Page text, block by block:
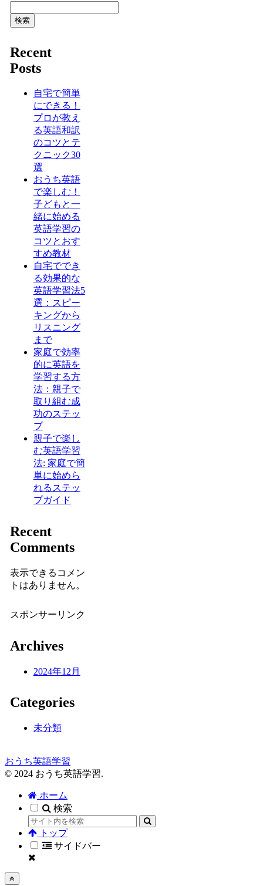
検索
Recent
Posts
自宅で簡単
にできる！
プロが教え
る英語和訳
のコツとテ
クニック30
選
おうち英語
で楽しむ！
子どもと一
緒に始める
英語学習の
コツとおす
すめ教材
自宅ででき
る効果的な
英語学習法5
選：スピー
キングから
リスニング
まで
家庭で効率
的に英語を
学習する方
法：親子で
取り組む成
功のステッ
プ
親子で楽し
む英語学習
法: 家庭で簡
単に始めら
れるステッ
プガイド
Recent
Comments
表示できるコメン
トはありません。
スポンサーリンク
Archives
2024年12月
Categories
未分類
おうち英語学習
© 2024 おうち英語学習.
ホーム
検索
トップ
サイドバー